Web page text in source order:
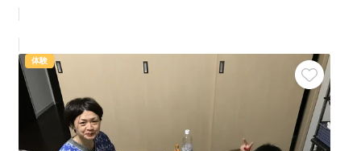
体験